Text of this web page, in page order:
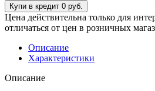
Цена действительна только для
отличаться от цен в розничных
Описание
Характеристики
Описание